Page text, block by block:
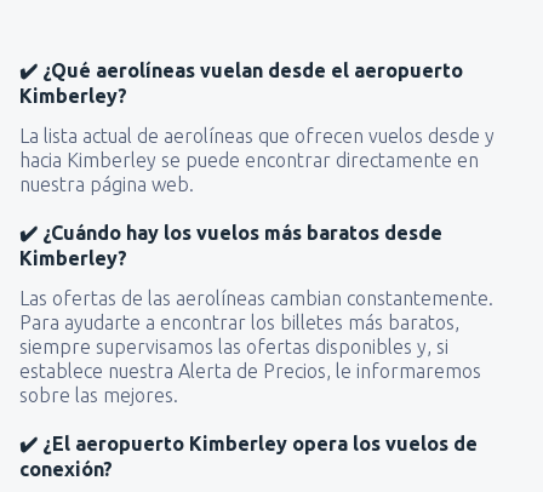
✔️ ¿Qué aerolíneas vuelan desde el aeropuerto
Kimberley?
La lista actual de aerolíneas que ofrecen vuelos desde y
hacia Kimberley se puede encontrar directamente en
nuestra página web.
✔️ ¿Cuándo hay los vuelos más baratos desde
Kimberley?
Las ofertas de las aerolíneas cambian constantemente.
Para ayudarte a encontrar los billetes más baratos,
siempre supervisamos las ofertas disponibles y, si
establece nuestra Alerta de Precios, le informaremos
sobre las mejores.
✔️ ¿El aeropuerto Kimberley opera los vuelos de
conexión?